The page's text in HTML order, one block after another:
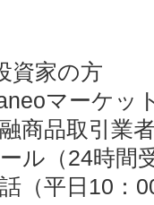
資家の方
マーケッ
商品取引業
ル（24時間
（平日10：